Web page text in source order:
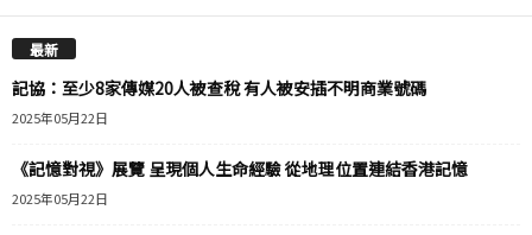
最新
記協：至少8家傳媒20人被查稅 有人被安插不明商業號碼
2025年05月22日
《記憶對視》展覽 呈現個人生命經驗 從地理位置連結香港記憶
2025年05月22日